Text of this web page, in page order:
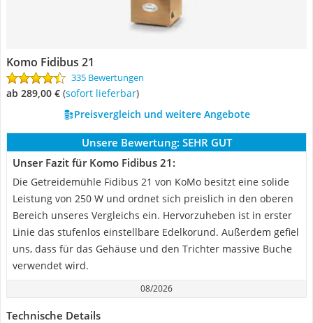
Komo ‎Fidibus 21
335 Bewertungen
ab 289,00 € ( Sofort lieferbar)
Preisvergleich und weitere Angebote
Unsere Bewertung: SEHR GUT
Unser Fazit für Komo ‎Fidibus 21:
Die Getreidemühle Fidibus 21 von KoMo besitzt eine solide
Leistung von 250 W und ordnet sich preislich in den oberen
Bereich unseres Vergleichs ein. Hervorzuheben ist in erster
Linie das stufenlos einstellbare Edelkorund. Außerdem gefiel
uns, dass für das Gehäuse und den Trichter massive Buche
verwendet wird.
08/2026
Technische Details